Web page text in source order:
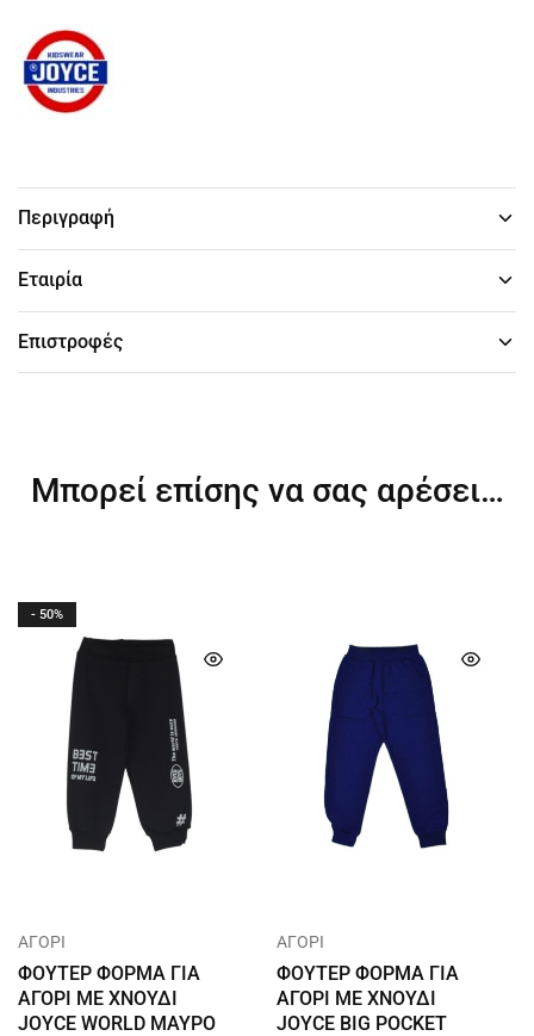
Περιγραφή
Εταιρία
Επιστροφές
Μπορεί επίσης να σας αρέσει…
- 50%
ΑΓΟΡΙ
ΦΟΥΤΕΡ ΦΟΡΜΑ ΓΙΑ
ΑΓΟΡΙ ΜΕ ΧΝΟΥΔΙ
JOYCE WORLD ΜΑΥΡΟ
ΑΓΟΡΙ
ΦΟΥΤΕΡ ΦΟΡΜΑ ΓΙΑ
ΑΓΟΡΙ ΜΕ ΧΝΟΥΔΙ
JOYCE BIG POCKET